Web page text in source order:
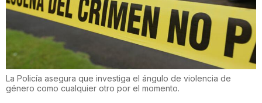
La Policía asegura que investiga el ángulo de violencia de
género como cualquier otro por el momento.